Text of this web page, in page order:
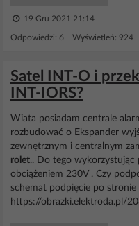
19 Gru 2021 21:14
Odpowiedzi: 6 Wyświetleń: 924
Satel INT-O i
INT-IORS?
Wiata posiadam centrale
rozbudować o Ekspander
zewnętrznym i centralnym
rolet.. Do tego wykorzystując
obciążeniem 230V . Czy
schemat podpięcie po stronie
https://obrazki.elektroda.pl/